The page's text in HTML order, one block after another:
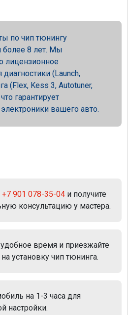
по чип тюнингу
8 лет. Мы
лицензионное
(Launch,
(Flex, Kess 3, Autotuner,
гарантирует
вашего авто.
+7 901 078-35-04 и получите
консультацию у мастера.
время и приезжайте
установку чип тюнинга.
на 1-3 часа для
настройки.